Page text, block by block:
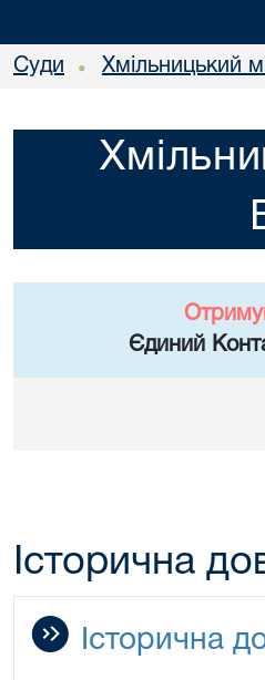
Суди • Хмільницький
Єдиний
Історична
Історична